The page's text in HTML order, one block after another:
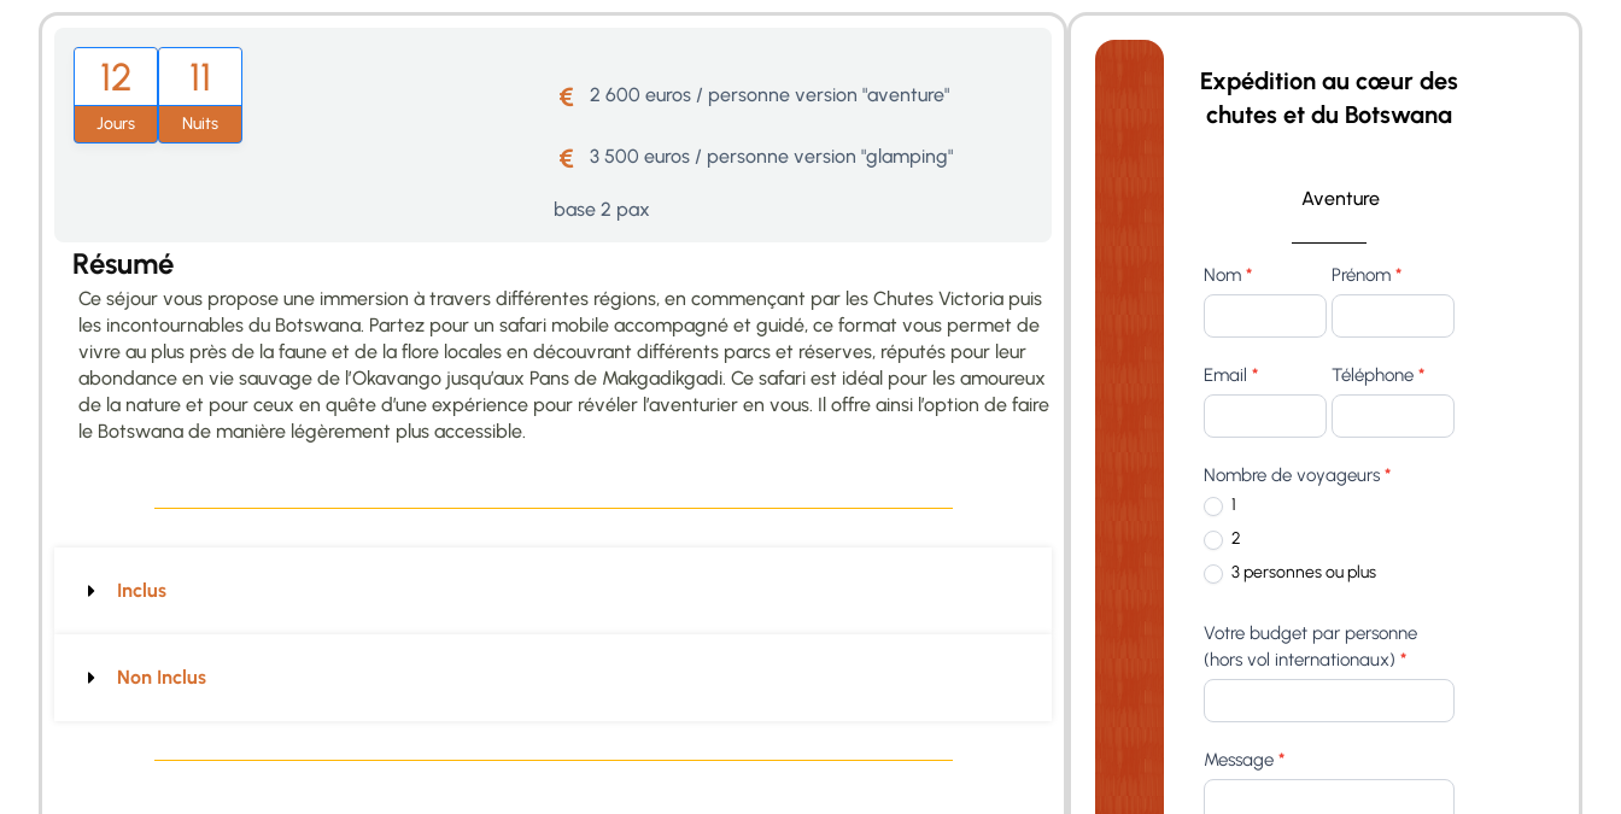
12
Jours
11
Nuits
2 600 euros / personne version "aventure"
3 500 euros / personne version "glamping"
base 2 pax
Résumé
Ce séjour vous propose une immersion à travers différentes régions, en commençant par les Chutes Victoria puis
les incontournables du Botswana. Partez pour un safari mobile accompagné et guidé, ce format vous permet de
vivre au plus près de la faune et de la flore locales en découvrant différents parcs et réserves, réputés pour leur
abondance en vie sauvage de l’Okavango jusqu’aux Pans de Makgadikgadi. Ce safari est idéal pour les amoureux
de la nature et pour ceux en quête d’une expérience pour révéler l’aventurier en vous. Il offre ainsi l’option de faire
le Botswana de manière légèrement plus accessible.
Inclus
Non Inclus
Expédition au cœur des
chutes et du Botswana
Aventure
Expédition
au
cœur
Chutes
et
du
Nom* Prénom*
Email* Téléphone*
Nombre de voyageurs*
1
2
3 personnes ou plus
Votre budget par personne
(hors vol internationaux)*
Message*